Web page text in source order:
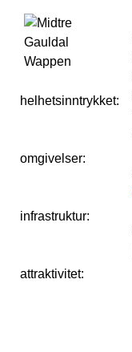
helhetsinntrykket:
omgivelser:
infrastruktur:
attraktivitet: